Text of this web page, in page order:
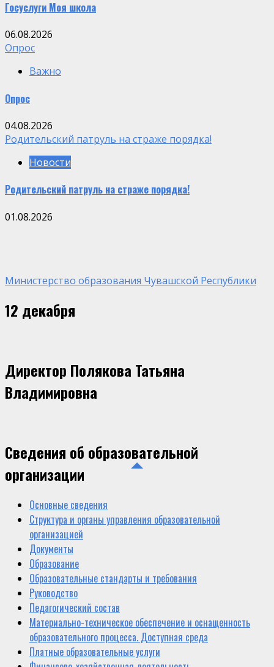
Госуслуги Моя школа
06.08.2026
Опрос
Важно
Опрос
04.08.2026
Родительский патруль на страже порядка!
Новости
Родительский патруль на страже порядка!
01.08.2026
Министерство образования Чувашской Республики
12 декабря
Директор Полякова Татьяна
Владимировна
Сведения об образовательной
организации
Основные сведения
Структура и органы управления образовательной
организацией
Документы
Образование
Образовательные стандарты и требования
Руководство
Педагогический состав
Материально-техническое обеспечение и оснащенность
образовательного процесса. Доступная среда
Платные образовательные услуги